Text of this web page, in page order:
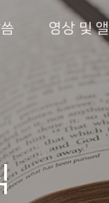
영상 및